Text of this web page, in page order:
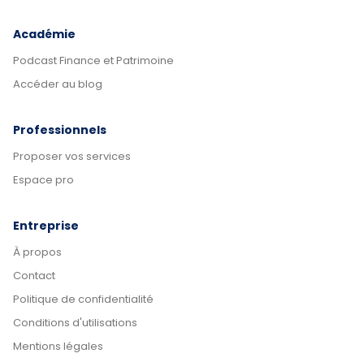
Académie
Podcast Finance et Patrimoine
Accéder au blog
Professionnels
Proposer vos services
Espace pro
Entreprise
À propos
Contact
Politique de confidentialité
Conditions d'utilisations
Mentions légales